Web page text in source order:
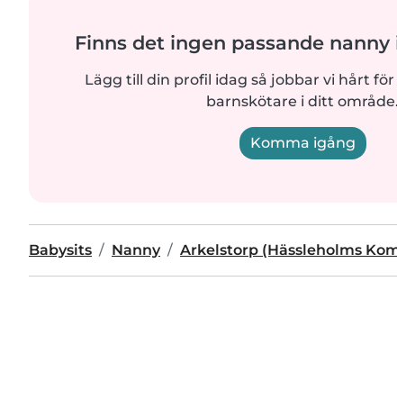
Finns det ingen passande
Lägg till din profil idag så jobbar vi hårt
barnskötare i ditt område.
Komma igång
Babysits Nanny Arkelstorp (Hässleholms